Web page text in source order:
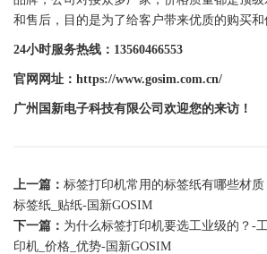
和售后，目的是为了给客户带来优质的购买和
24小时服务热线：13560466553
官网网址：https://www.gosim.com.cn/
广州 国新电子科技有限公司欢迎您的来访！
上一篇： 标签打印机常用的标签纸有哪些材质
标签纸_贴纸-国新GOSIM
下一篇： 为什么标签打印机要选工业级的？-
印机_价格_优势-国新GOSIM